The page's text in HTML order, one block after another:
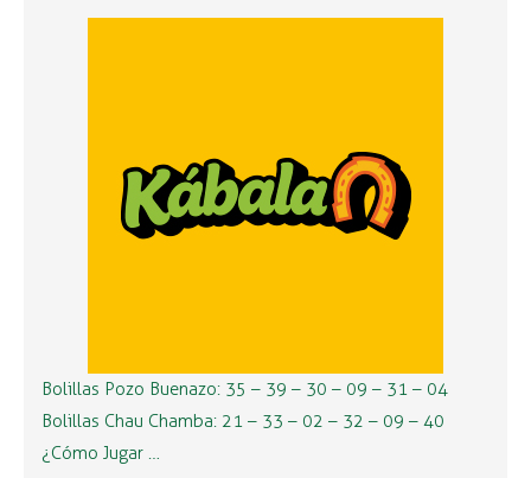
Bolillas Pozo Buenazo: 35 – 39 – 30 – 09 – 31 – 04
Bolillas Chau Chamba: 21 – 33 – 02 – 32 – 09 – 40
¿Cómo Jugar …